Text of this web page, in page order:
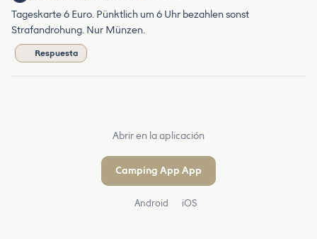
Tageskarte 6 Euro. Pünktlich um 6 Uhr bezahlen sonst
Strafandrohung. Nur Münzen.
Respuesta
Abrir en la aplicación
Camping App App
Android iOS